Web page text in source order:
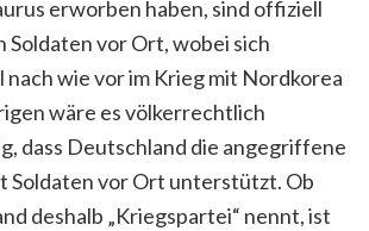
erworben haben, sind offiziell
Soldaten vor Ort, wobei sich
nach wie vor im Krieg mit Nordkorea
wäre es völkerrechtlich
dass Deutschland die angegriffene
Soldaten vor Ort unterstützt. Ob
deshalb „Kriegspartei“ nennt, ist